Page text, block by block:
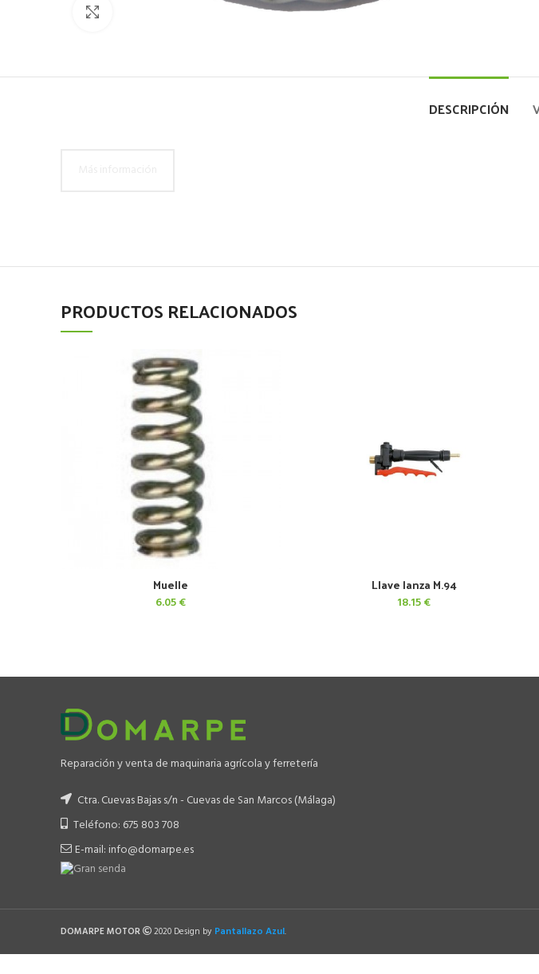
DESCRIPCIÓN
PRODUCTOS RELACIONADOS
AÑADIR AL CARRITO
Muelle
6.05€
AÑADIR AL CARRITO
Llave lanza M.94
18.15€
Reparación y venta de maquinaria agrícola y ferretería
Ctra. Cuevas Bajas s/n - Cuevas de San Marcos (Málaga)
Teléfono: 675 803 708
E-mail: info@domarpe.es
DOMARPE MOTOR 2020 Design by Pantallazo Azul.